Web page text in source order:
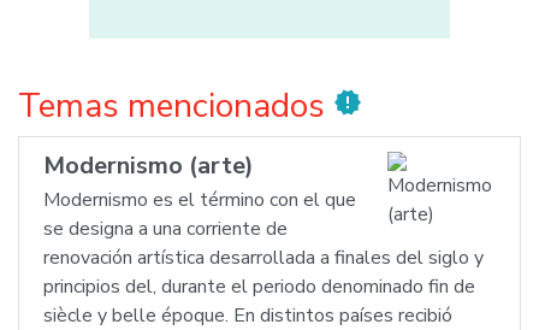
Temas mencionados new_releases
Modernismo (arte)
Modernismo es el término con el que
se designa a una corriente de
renovación artística desarrollada a finales del siglo y
principios del, durante el periodo denominado fin de
siècle y belle époque. En distintos países recibió